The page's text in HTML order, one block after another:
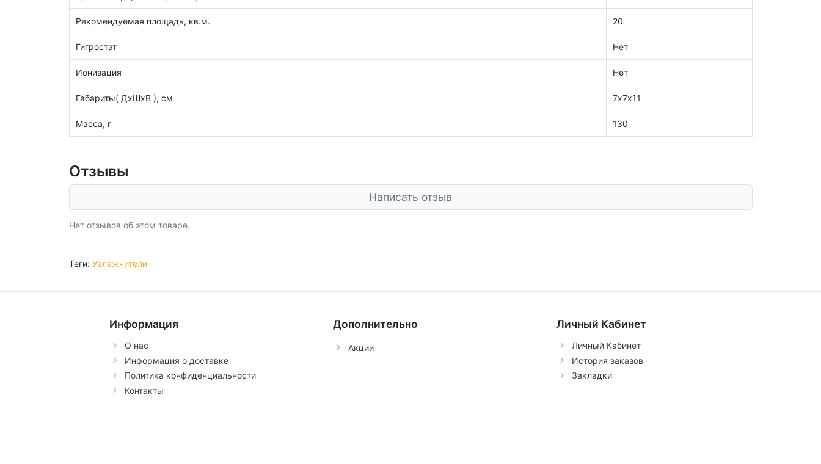
Рекомендуемая площадь, кв.м. 20
Гигростат Нет
Ионизация Нет
Габариты( ДхШхВ ), см 7х7х11
Масса, г 130
Отзывы
Написать отзыв
Нет отзывов об этом товаре.
Теги: Увлажнители
Информация
О нас
Информация о доставке
Политика конфиденциальности
Контакты
Дополнительно
Акции
Личный Кабинет
Личный Кабинет
История заказов
Закладки